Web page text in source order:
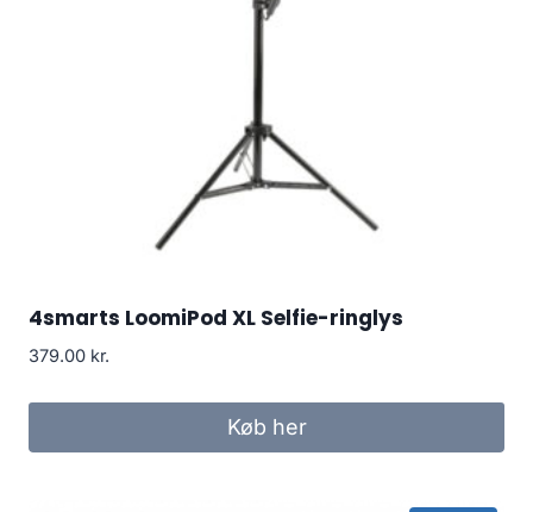
4smarts LoomiPod XL Selfie-ringlys
379.00 kr.
Køb her